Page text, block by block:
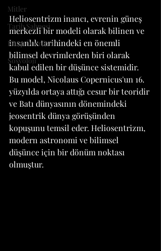
Mitler
Tarih Sahnesi
Kitap Önerileri
Sosyoloji
Heliosentrizm inancı, evrenin güneş
merkezli bir modeli olarak bilinen ve
insanlık tarihindeki en önemli
bilimsel devrimlerden biri olarak
kabul edilen bir düşünce sistemidir.
Bu model, Nicolaus Copernicus'un 16.
yüzyılda ortaya attığı cesur bir teoridir
ve Batı dünyasının dönemindeki
jeosentrik dünya görüşünden
kopuşunu temsil eder. Heliosentrizm,
modern astronomi ve bilimsel
düşünce için bir dönüm noktası
olmuştur.